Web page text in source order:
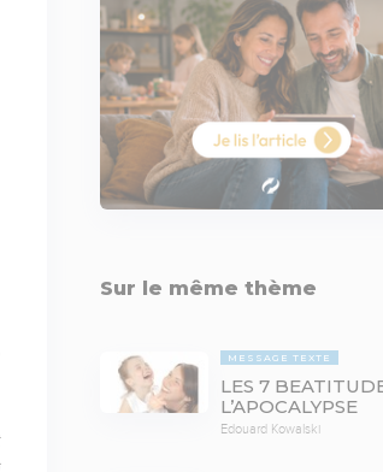
Sur le même thème
MESSAGE TEXTE
LES 7
L’APOCALYPSE
Edouard Kowalski